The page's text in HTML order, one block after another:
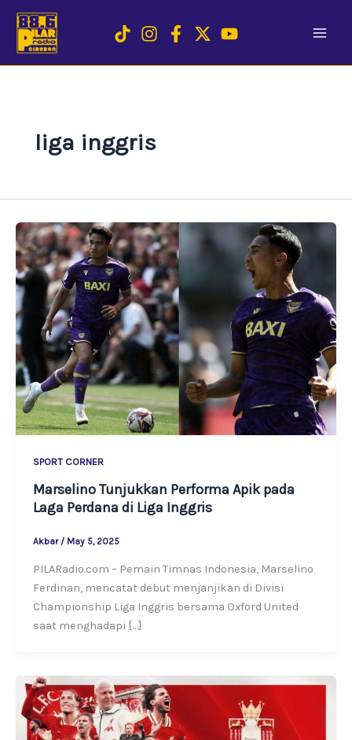
content
liga inggris
SPORT CORNER
Marselino Tunjukkan Performa Apik pada
Laga Perdana di Liga Inggris
Akbar / May 5, 2025
PILARadio.com – Pemain Timnas Indonesia, Marselino
Ferdinan, mencatat debut menjanjikan di Divisi
Championship Liga Inggris bersama Oxford United
saat menghadapi […]